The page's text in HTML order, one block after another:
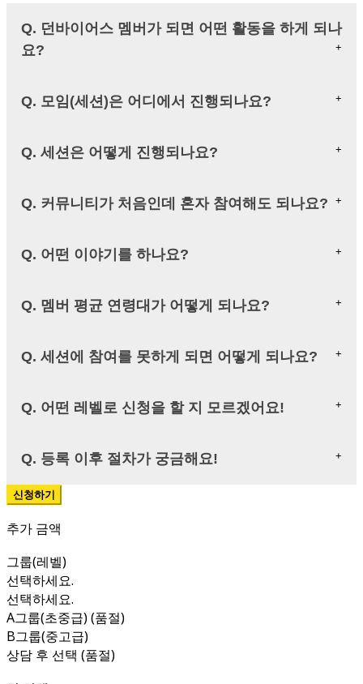
Q. 던바이어스 멤버가 되면 어떤 활동을 하게 되나
요?
Q. 모임(세션)은 어디에서 진행되나요?
Q. 세션은 어떻게 진행되나요?
Q. 커뮤니티가 처음인데 혼자 참여해도 되나요?
Q. 어떤 이야기를 하나요?
Q. 멤버 평균 연령대가 어떻게 되나요?
Q. 세션에 참여를 못하게 되면 어떻게 되나요?
Q. 어떤 레벨로 신청을 할 지 모르겠어요!
Q. 등록 이후 절차가 궁금해요!
추가 금액
그룹(레벨)
선택하세요.
선택하세요.
A그룹(초중급) (품절)
B그룹(중고급)
상담 후 선택 (품절)